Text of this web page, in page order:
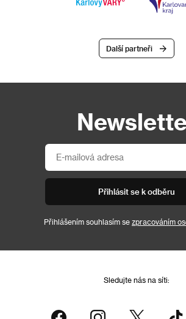
Další partneři
Přihlásit se k odběru
Přihlášením souhlasím se zpracováním
Sledujte nás na síti: